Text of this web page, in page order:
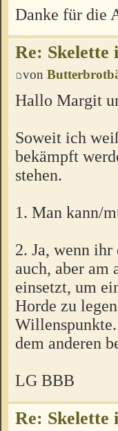
Danke für die
Re:
von
Hallo Margit
Soweit ich
bekämpft
stehen.
1. Man kann/
2. Ja, wenn
auch, aber am
einsetzt, um
Horde zu
dem anderen
LG BBB
Re: